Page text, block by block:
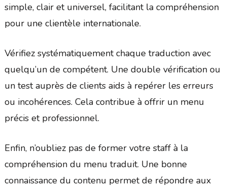
simple, clair et universel, facilitant la compréhension
pour une clientèle internationale.
Vérifiez systématiquement chaque traduction avec
quelqu’un de compétent. Une double vérification ou
un test auprès de clients aids à repérer les erreurs
ou incohérences. Cela contribue à offrir un menu
précis et professionnel.
Enfin, n’oubliez pas de former votre staff à la
compréhension du menu traduit. Une bonne
connaissance du contenu permet de répondre aux